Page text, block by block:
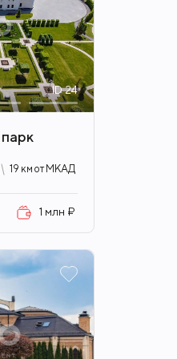
ID24
19 км от МКАД
1 млн ₽